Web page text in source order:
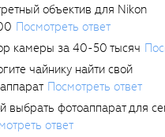
объектив для Nikon
Посмотреть ответ
камеры за 40-50 тысяч
чайнику найти свой
Посмотреть ответ
выбрать фотоаппарат для
ответ